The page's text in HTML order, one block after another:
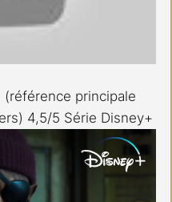
(référence principale
4,5/5 Série Disney+